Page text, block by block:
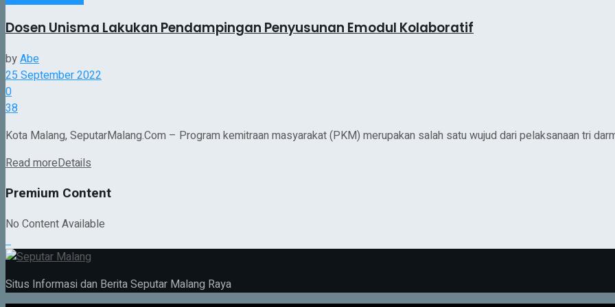
Dosen Unisma Lakukan Pendampingan Penyusunan Emodul Kolaboratif
byAbe
25 September 2022
0
38
Kota Malang, SeputarMalang.Com – Program kemitraan masyarakat (PKM) merupakan salah satu wujud dari pelaksanaan tri
Read moreDetails
Premium Content
No Content Available
Situs Informasi dan Berita Seputar Malang Raya